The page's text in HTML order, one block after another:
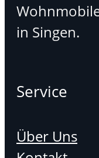
in Singen.
Service
Über Uns